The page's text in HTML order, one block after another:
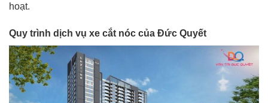
hoạt.
Quy trình dịch vụ xe cắt nóc của Đức Quyết